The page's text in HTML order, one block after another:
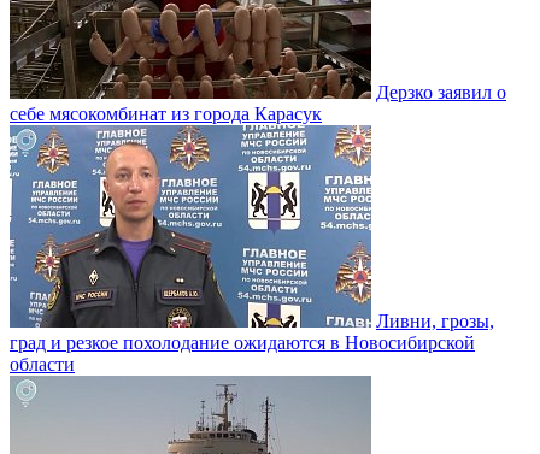
Дерзко заявил о
себе мясокомбинат из города Карасук
Ливни, грозы,
град и резкое похолодание ожидаются в Новосибирской
области